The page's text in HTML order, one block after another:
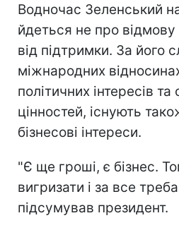
Водночас Зеленський
йдеться не про відмову
від підтримки. За його
міжнародних
політичних інтересів та
цінностей, існують
бізнесові інтереси.
"Є ще гроші, є бізнес.
вигризати і за все
підсумував президент.